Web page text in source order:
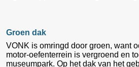
Groen dak
VONK is omringd door groen, want
motor-oefenterrein is vergroend en
museumpark. Op het dak van het